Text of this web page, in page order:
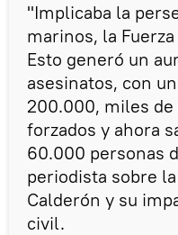
"Implicaba la
marinos, la
Esto generó un
asesinatos, con
200.000, miles
forzados y ahora
60.000 personas
periodista sobre
Calderón y su
civil.